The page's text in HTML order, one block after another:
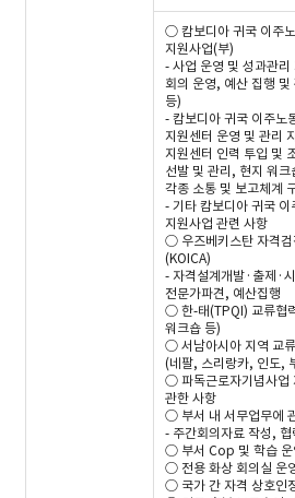
○ 캄보디아 귀국 이주
지원사업(부)
- 사업 운영 및 성과관
회의 운영, 예산 집행 및
등)
- 캄보디아 귀국 이주노
지원센터 운영 및 관리
지원센터 인력 투입 및
선발 및 관리, 현지 워크
각종 소통 및 보고체계
- 기타 캄보디아 귀국 이
지원사업 관련 사항
○ 우즈베키스탄 자격검
(KOICA)
- 자격설계개발·출제·
전문가파견, 예산집행
○ 한-태(TPQI) 교류협
워크숍 등)
○ 서남아시아 지역 교
(네팔, 스리랑카, 인도,
○ 파독근로자기념사업
관한 사항
○ 부서 내 서무업무에
- 주간회의자료 작성,
○ 부서 Cop 및 학습 운
○ 전용 화상 회의실 운
○ 국가 간 자격 상호인